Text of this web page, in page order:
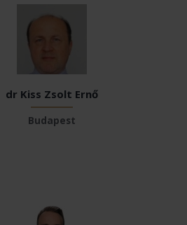
dr Kiss Zsolt Ernő
Budapest